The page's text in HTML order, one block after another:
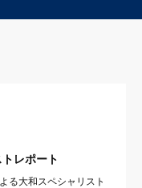
レポート
る大和スペシャリスト